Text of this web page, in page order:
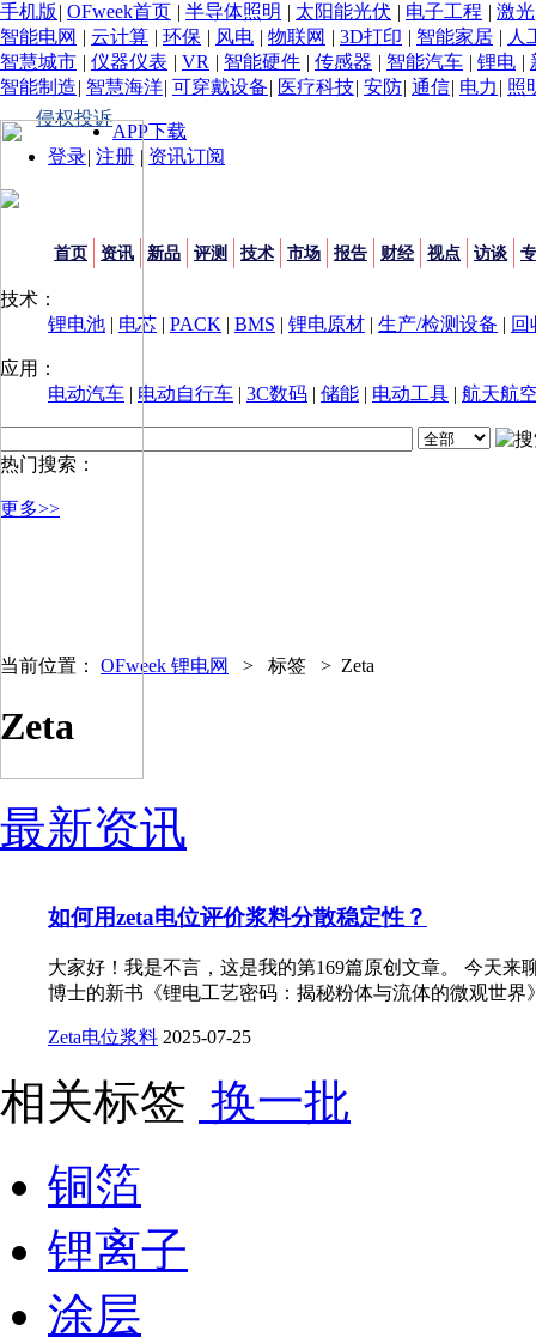
手机版 | OFweek首页 | 半导体照明 | 太阳能光伏 | 电子工程 | 激光
智能电网 | 云计算 | 环保 | 风电 | 物联网 | 3D打印 | 智能家居 | 人
智慧城市 | 仪器仪表 | VR | 智能硬件 | 传感器 | 智能汽车 | 锂电 |
智能制造| 智慧海洋| 可穿戴设备| 医疗科技| 安防| 通信| 电力 | 照
侵权投诉
APP下载
登录| 注册 | 资讯订阅
首页 资讯 新品 评测 技术 市场 报告 财经 视点 访谈
技术：
锂电池 | 电芯 | PACK | BMS | 锂电原材 | 生产/检测设备 | 回
应用：
电动汽车 | 电动自行车 | 3C数码 | 储能 | 电动工具 | 航天航
热门搜索：
更多>>
当前位置： OFweek 锂电网 > 标签 > Zeta
Zeta
最新资讯
如何用zeta电位评价浆料分散稳定性？
大家好！我是不言，这是我的第169篇原创文章。 今天
博士的新书《锂电工艺密码：揭秘粉体与流体的微观世界
Zeta电位浆料 2025-07-25
相关标签 换一批
铜箔
锂离子
涂层